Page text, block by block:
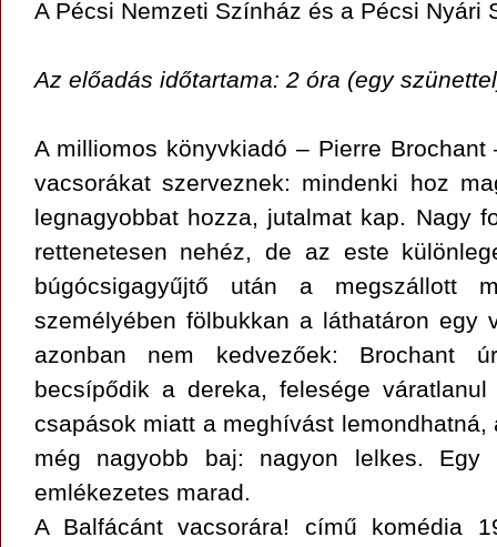
A Pécsi Nemzeti Színház és a Pécsi Nyári
Az előadás időtartama: 2 óra (egy
A milliomos könyvkiadó – Pierre
vacsorákat szerveznek: mindenki hoz
legnagyobbat hozza, jutalmat kap. Nagy
rettenetesen nehéz, de az este
búgócsigagyűjtő után a megszállott
személyében fölbukkan a láthatáron egy
azonban nem kedvezőek: Brochant
becsípődik a dereka, felesége
csapások miatt a meghívást
még nagyobb baj: nagyon lelkes.
emlékezetes marad.
A Balfácánt vacsorára! című komédia